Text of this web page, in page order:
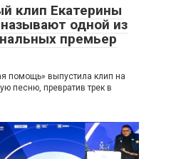
клип Екатерины
одной из
премьер
помощь» выпустила клип на
песню, превратив трек в